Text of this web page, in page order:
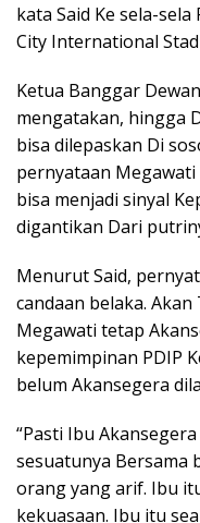
kata Said Ke sela-
City International
Ketua Banggar
mengatakan, hingga
bisa dilepaskan Di
pernyataan
bisa menjadi sinyal
digantikan Dari
Menurut Said,
candaan belaka.
Megawati tetap
kepemimpinan PDIP
belum Akansegera
“Pasti Ibu
sesuatunya Bersama
orang yang arif. Ibu
kekuasaan. Ibu itu